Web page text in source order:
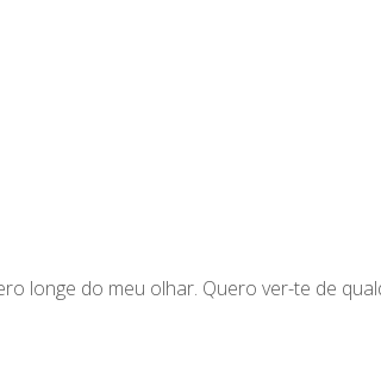
longe do meu olhar. Quero ver-te de